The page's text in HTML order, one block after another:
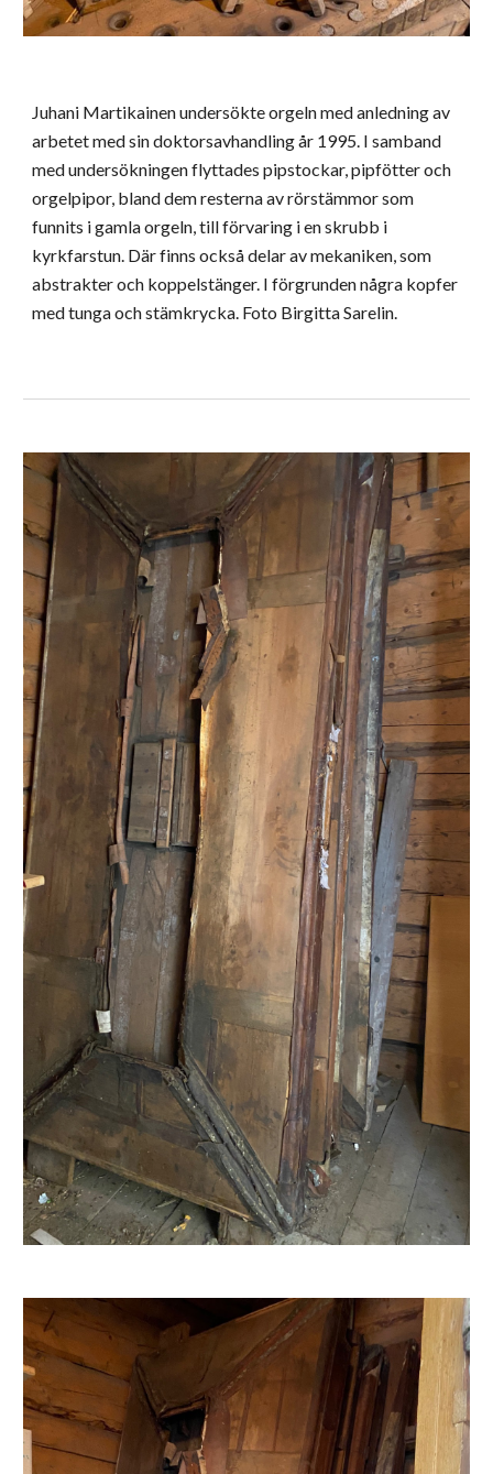
Juhani Martikainen undersökte orgeln med anledning av
arbetet med sin doktorsavhandling år 1995. I samband
medundersökningenflyttades pipstockar, pipfötter och
orgelpipor, bland dem resterna av rörstämmor som
funnits i gamla orgeln, till förvaring i en skrubb i
kyrkfarstun. Där finns också delar av mekaniken, som
abstrakter och koppelstänger. I förgrunden några kopfer
med tunga och stämkrycka. Foto Birgitta Sarelin.